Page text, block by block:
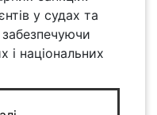
у судах та
і національних